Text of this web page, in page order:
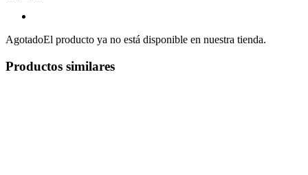
AgotadoEl producto ya no está disponible en nuestra tienda.
Productos similares